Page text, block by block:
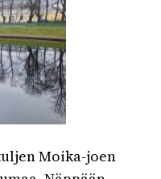
Moika-joen